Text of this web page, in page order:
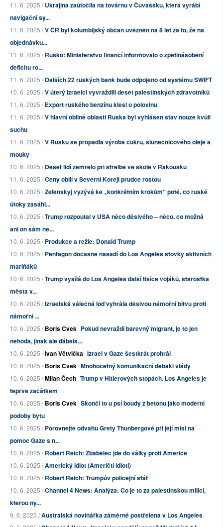
11. 6. 2025 /Ukrajina zaútočila na továrnu v Čuvašsku, která vyrábí
navigační sy...
11. 6. 2025 /V ČR byl kolumbijský občan uvězněn na 8 let za to, že na
objednávku...
11. 6. 2025 /Rusko: Ministerstvo financí informovalo o zpětinásobení
deficitu ro...
11. 6. 2025 /Dalších 22 ruských bank bude odpojeno od systému SWIFT
10. 6. 2025 /V úterý Izraelci vyvraždili deset palestinských zdravotníků
11. 6. 2025 /Export ruského benzínu klesl o polovinu
11. 6. 2025 /V hlavní obilné oblasti Ruska byl vyhlášen stav nouze kvůli
suchu
11. 6. 2025 /V Rusku se propadla výroba cukru, slunečnicového oleje a
mouky
10. 6. 2025 /Deset lidí zemřelo při střelbě ve škole v Rakousku
11. 6. 2025 /Ceny obilí v Severní Koreji prudce rostou
10. 6. 2025 /Zelenskyj vyzývá ke „konkrétním krokům“ poté, co ruské
útoky zasáhl...
10. 6. 2025 /Trump rozpoutal v USA něco děsivého – něco, co možná
ani on sám ne...
10. 6. 2025 /Produkce a režie: Donald Trump
10. 6. 2025 /Pentagon dočasně nasadí do Los Angeles stovky aktivních
mariňáků
10. 6. 2025 /Trump vysílá do Los Angeles další tisíce vojáků, starostka
města v...
10. 6. 2025 /Izraelská válečná loď vyhrála děsivou námořní bitvu proti
námořní ...
10. 6. 2025 /Boris Cvek Pokud nevraždí barevný migrant, je to jen
nehoda, jinak ale ďábels...
10. 6. 2025 /Ivan Větvička Izrael v Gaze šestkrát prohrál
10. 6. 2025 /Boris Cvek Mnohočetný komunikační debakl vlády
10. 6. 2025 /Milan Čech Trump v Hitlerových stopách. Los Angeles je
teprve začátkem
10. 6. 2025 /Boris Cvek Skončí to u psí boudy z betonu jako moderní
podoby bytu
10. 6. 2025 /Porovnejte odvahu Grety Thunbergové při její misi na
pomoc Gaze s n...
10. 6. 2025 /Robert Reich: Zbabělec jde do války proti Americe
10. 6. 2025 /Americký idiot (Američtí idioti)
10. 6. 2025 /Robert Reich: Trumpův policejní stát
10. 6. 2025 /Channel 4 News: Analýza: Co je to za palestinskou milici,
kterou ny...
9. 6. 2025 /Australská novinářka záměrné postřelena v Los Angeles